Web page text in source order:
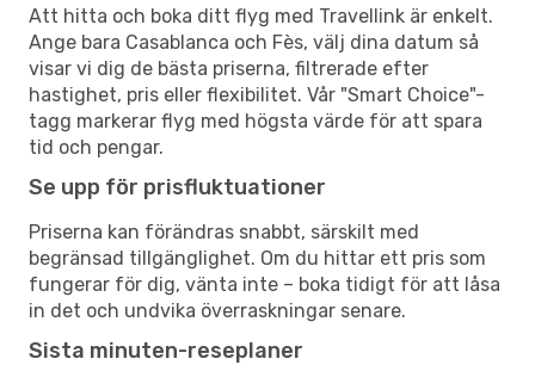
Att hitta och boka ditt flyg med Travellink är enkelt.
Ange bara Casablanca och Fès, välj dina datum så
visar vi dig de bästa priserna, filtrerade efter
hastighet, pris eller flexibilitet. Vår "Smart Choice"-
tagg markerar flyg med högsta värde för att spara
tid och pengar.
Se upp för prisfluktuationer
Priserna kan förändras snabbt, särskilt med
begränsad tillgänglighet. Om du hittar ett pris som
fungerar för dig, vänta inte – boka tidigt för att låsa
in det och undvika överraskningar senare.
Sista minuten-reseplaner